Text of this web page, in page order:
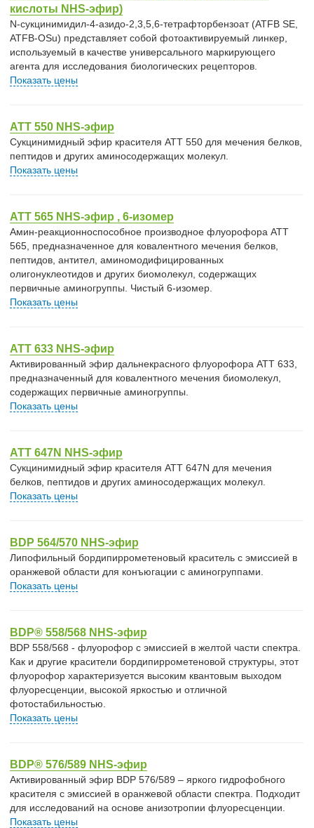
кислоты NHS-эфир)
N-сукцинимидил-4-азидо-2,3,5,6-тетрафторбензоат (ATFB SE,
ATFB-OSu) представляет собой фотоактивируемый линкер,
используемый в качестве универсального маркирующего
агента для исследования биологических рецепторов.
Показать цены
ATT 550 NHS-эфир
Cукцинимидный эфир красителя ATT 550 для мечения белков,
пептидов и других аминосодержащих молекул.
Показать цены
ATT 565 NHS-эфир , 6-изомер
Амин-реакционноспособное производное флуорофора АТТ
565, предназначенное для ковалентного мечения белков,
пептидов, антител, аминомодифицированных
олигонуклеотидов и других биомолекул, содержащих
первичные аминогруппы. Чистый 6-изомер.
Показать цены
ATT 633 NHS-эфир
Активированный эфир дальнекрасного флуорофора ATT 633,
предназначенный для ковалентного мечения биомолекул,
содержащих первичные аминогруппы.
Показать цены
ATT 647N NHS-эфир
Сукцинимидный эфир красителя ATT 647N для мечения
белков, пептидов и других аминосодержащих молекул.
Показать цены
BDP 564/570 NHS-эфир
Липофильный бордипиррометеновый краситель с эмиссией в
оранжевой области для конъюгации с аминогруппами.
Показать цены
BDP® 558/568 NHS-эфир
BDP 558/568 - флуорофор с эмиссией в желтой части спектра.
Как и другие красители бордипиррометеновой структуры, этот
флуорофор характеризуется высоким квантовым выходом
флуоресценции, высокой яркостью и отличной
фотостабильностью.
Показать цены
BDP® 576/589 NHS-эфир
Активированный эфир BDP 576/589 – яркого гидрофобного
красителя с эмиссией в оранжевой области спектра. Подходит
для исследований на основе анизотропии флуоресценции.
Показать цены